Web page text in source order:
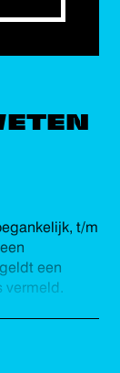
t/m
een
vermeld.